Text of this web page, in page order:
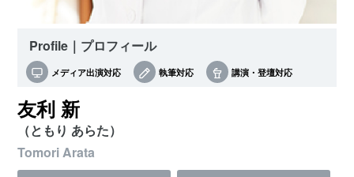
Profile｜プロフィール
メディア出演対応 執筆対応 講演・登壇対応
友利 新
（ともり あらた）
Tomori Arata